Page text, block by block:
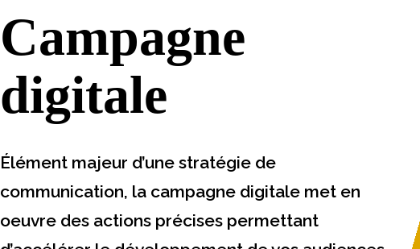
Campagne
digitale
Élément majeur d’une stratégie de
communication, la campagne digitale met en
oeuvre des actions précises permettant